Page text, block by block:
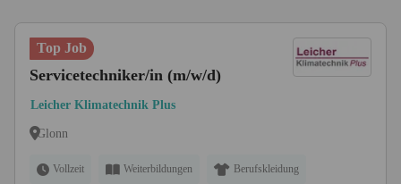
Top Job
Servicetechniker/in (m/w/d)
Leicher Klimatechnik Plus
Glonn
Vollzeit Weiterbildungen Berufskleidung